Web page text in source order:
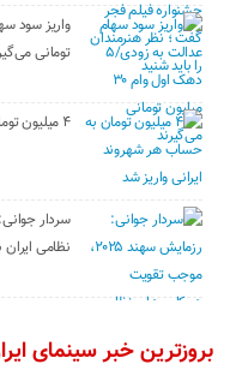
تومانی
۴ میلیون تومان به حساب هر شهروند ایرانی واریز شد
نظامی
بروزترین خبر سینمای